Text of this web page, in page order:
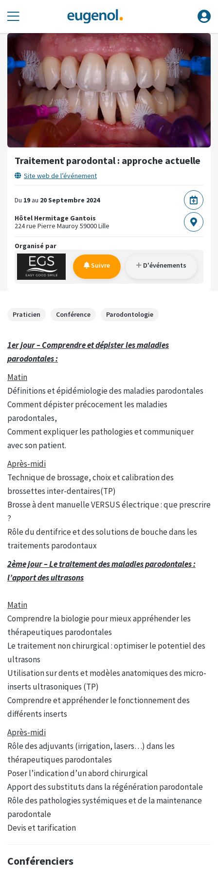
Traitement parodontal : approche actuelle
Site web de l’événement
Du 19au 20 Septembre 2024
Hôtel Hermitage Gantois
224 rue Pierre Mauroy59000 Lille
Organisé par
Suivre D'événements
Praticien Conférence Parodontologie
1er jour – Comprendre et dépister les maladies
parodontales :
Matin
Définitions et épidémiologie des maladies parodontales
Comment dépister précocement les maladies
parodontales,
Comment expliquer les pathologies et communiquer
avec son patient.
Après-midi
Technique de brossage, choix et calibration des
brossettes inter-dentaires(TP)
Brosse à dent manuelle VERSUS électrique : que prescrire
?
Rôle du dentifrice et des solutions de bouche dans les
traitements parodontaux
2ème jour – Le traitement des maladies parodontales :
l’apport des ultrasons
Matin
Comprendre la biologie pour mieux appréhender les
thérapeutiques parodontales
Le traitement non chirurgical : optimiser le potentiel des
ultrasons
Utilisation sur dents et modèles anatomiques des micro-
inserts ultrasoniques (TP)
Comprendre et appréhender le fonctionnement des
différents inserts
Après-midi
Rôle des adjuvants (irrigation, lasers…) dans les
thérapeutiques parodontales
Poser l’indication d’un abord chirurgical
Apport des substituts dans la régénération parodontale
Rôle des pathologies systémiques et de la maintenance
parodontale
Devis et tarification
Conférenciers